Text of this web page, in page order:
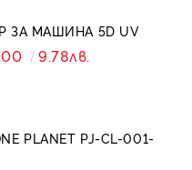
ЗА МАШИНА 5D UV
9.78лв.
PLANET PJ-CL-001-